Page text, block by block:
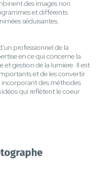
des images non
et différents
séduisantes.
professionnel de la
en ce qui concerne la
gestion de la lumière. Il est
et de les convertir
des méthodes
qui reflètent le coeur